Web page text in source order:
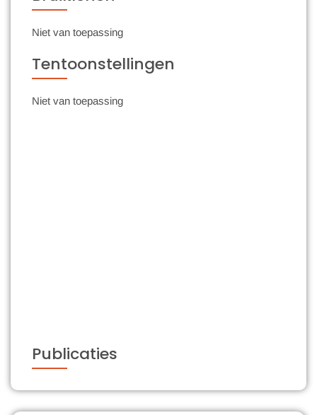
Niet van toepassing
Tentoonstellingen
Niet van toepassing
Publicaties